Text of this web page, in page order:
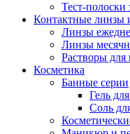
Тест-полоски
Контактные линзы
Линзы
Линзы
Растворы для
Косметика
Банные серии
Гель
Соль